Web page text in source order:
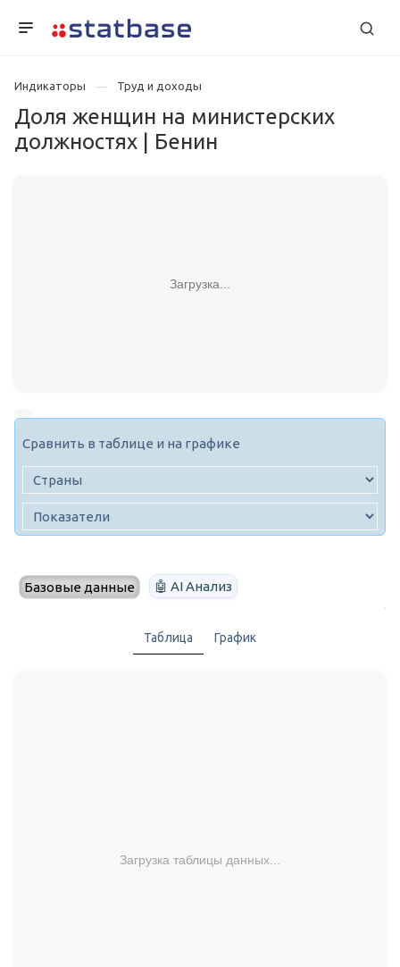
Индикаторы Труд и доходы
Доля женщин на министерских
должностях | Бенин
Загрузка...
Сравнить в таблице и на графике
Базовые данные 🤖 AI Анализ
Таблица График
Загрузка таблицы данных...